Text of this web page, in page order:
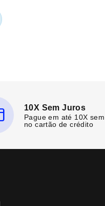
10X Sem Juros
Pague em até 10X
no cartão de crédito